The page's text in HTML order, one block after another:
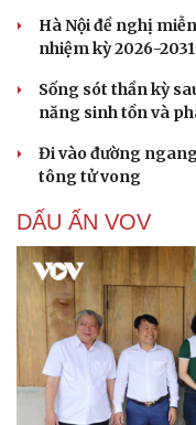
Cải chính
Hà Nội đề nghị
nhiệm kỳ 2026-2031
Sống sót thần kỳ
năng sinh tồn và
Đi vào đường
tông tử vong
DẤU ẤN VOV